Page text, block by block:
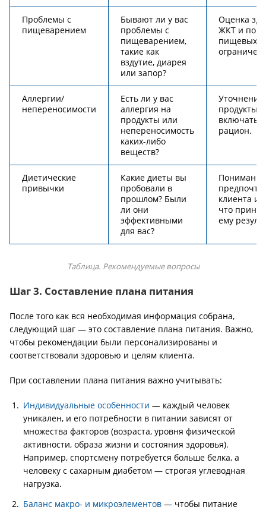
Проблемы с
пищеварением
Бывают ли у вас
проблемы с
пищеварением,
такие как
вздутие, диарея
или запор?
Оценка
ЖКТ и
пищевых
Аллергии/
непереносимости
Есть ли у вас
аллергия на
продукты или
непереносимость
каких-либо
веществ?
продукты
включать в
рацион.
Диетические
привычки
Какие диеты вы
пробовали в
прошлом? Были
ли они
эффективными
для вас?
Понимание
клиента и
что
ему
Таблица. Рекомендуемые вопросы
Шаг 3. Составление плана питания
После того как вся необходимая информация собрана,
следующий шаг — это составление плана питания. Важно,
чтобы рекомендации были персонализированы и
соответствовали здоровью и целям клиента.
При составлении плана питания важно учитывать:
Индивидуальные особенности — каждый человек
уникален, и его потребности в питании зависят от
множества факторов (возраста, уровня физической
активности, образа жизни и состояния здоровья).
Например, спортсмену потребуется больше белка, а
человеку с сахарным диабетом — строгая углеводная
нагрузка.
Баланс макро- и микроэлементов — чтобы питание